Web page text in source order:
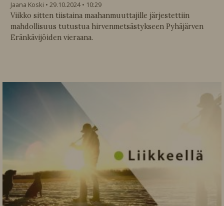
Jaana Koski 29.10.2024
10:29
Viikko sitten tiistaina maahanmuuttajille järjestettiin
mahdollisuus tutustua hirvenmetsästykseen Pyhäjärven
Eränkävijöiden vieraana.